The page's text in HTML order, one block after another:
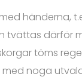
händerna,
tvättas därför
töms
noga